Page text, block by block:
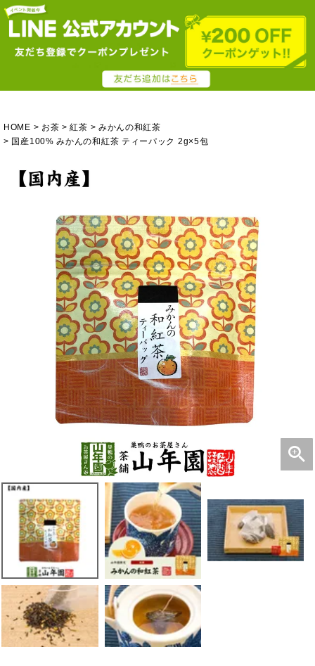
HOME お茶 紅茶
みかんの和紅茶
国産100% みかんの和紅茶 ティーパック 2g×5包